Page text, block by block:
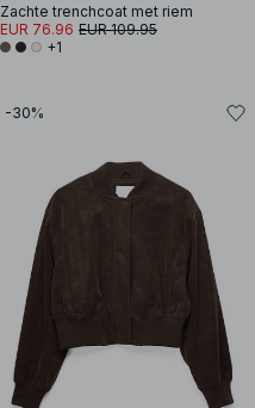
Zachte trenchcoat met riem
EUR 76.96 EUR 109.95
+1
-30%